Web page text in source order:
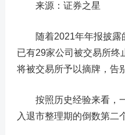
来源：证券之星
随着2021年年报披露的
已有29家公司被交易所终
将被交易所予以摘牌，告
按照历史经验来看，一
入退市整理期的倒数第二